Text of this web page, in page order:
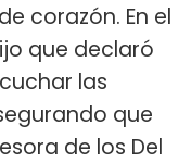
corazón. En el
que declaró
las
que
de los Del